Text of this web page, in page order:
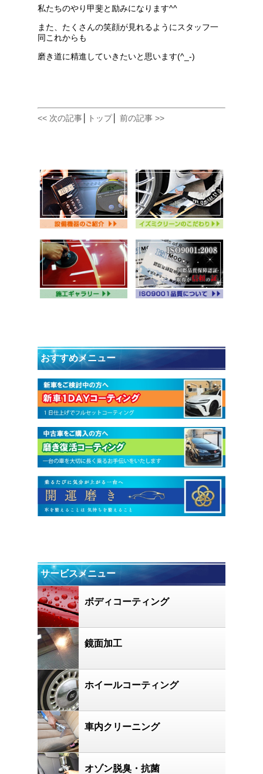
私たちのやり甲斐と励みになります^^
また、たくさんの笑顔が見れるようにスタッフ一
同これからも
磨き道に精進していきたいと思います(^_-)
<< 次の記事 トップ│ 前の記事 >>
おすすめメニュー
サービスメニュー
ボディコーティング
鏡面加工
ホイールコーティング
車内クリーニング
オゾン脱臭・抗菌